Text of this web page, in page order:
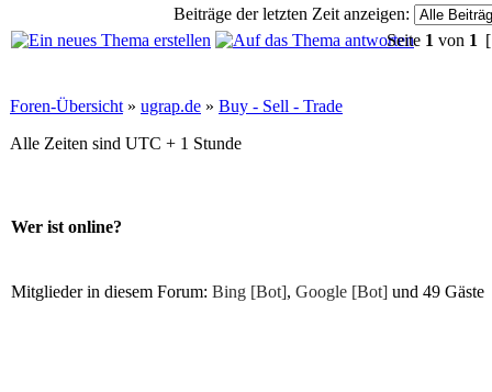
Beiträge der letzten Zeit anzeigen:
Seite 1 von 1
Foren-Übersicht » ugrap.de » Buy - Sell - Trade
Alle Zeiten sind UTC + 1 Stunde
Wer ist online?
Mitglieder in diesem Forum: Bing [Bot], Google [Bot] und 49 Gäste